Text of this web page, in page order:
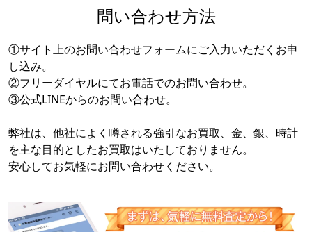
問い合わせ方法
①サイト上のお問い合わせフォームにご入力いただくお申
し込み。
②フリーダイヤルにてお電話でのお問い合わせ。
③公式LINEからのお問い合わせ。
弊社は、他社によく噂される強引なお買取、金、銀、時計
を主な目的としたお買取はいたしておりません。
安心してお気軽にお問い合わせください。